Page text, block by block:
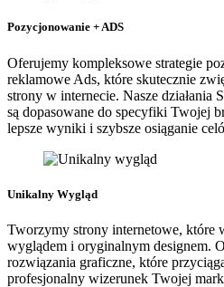
Pozycjonowanie + ADS
Oferujemy kompleksowe strategie
reklamowe Ads, które skutecznie
strony w internecie. Nasze działania
są dopasowane do specyfiki Twojej
lepsze wyniki i szybsze osiąganie
Unikalny Wygląd
Tworzymy strony internetowe, które
wyglądem i oryginalnym designem.
rozwiązania graficzne, które
profesjonalny wizerunek Twojej